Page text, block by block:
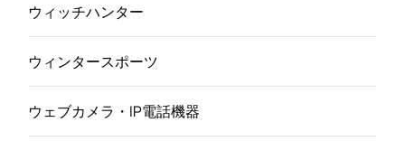
ウィッチハンター
ウィンタースポーツ
ウェブカメラ・IP電話機器